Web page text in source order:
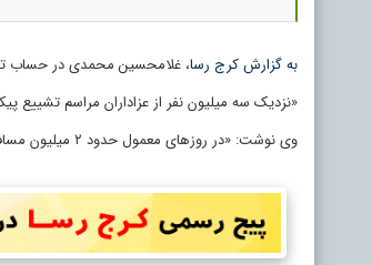
به گزارش کرج رسا، غلامحسین محمدی در حساب
«نزدیک سه میلیون نفر از عزاداران مراسم
وی نوشت: «در روزهای معمول حدود ٢ میلیون مسافر جابه‌جا می‌شوند.»